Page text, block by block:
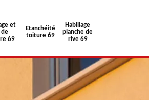
et
de
69
Etanchéité
toiture 69
Habillage
planche de
rive 69